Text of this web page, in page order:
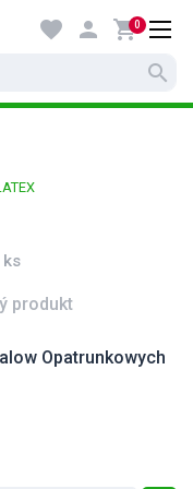
search
favorite person shopping_cart0
produkt
Opatrunkowych